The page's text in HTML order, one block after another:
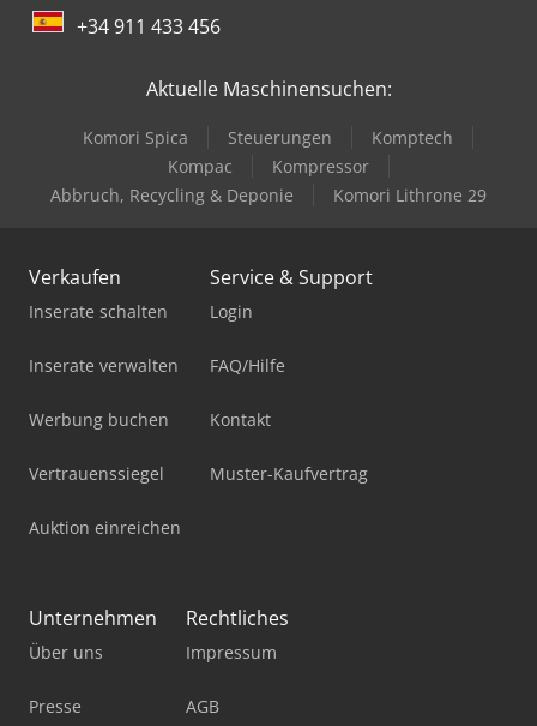
+34 911 433 456
Aktuelle Maschinensuchen:
Komori Spica Steuerungen
Komptech
Kompac
Kompressor
Abbruch, Recycling & Deponie
Komori Lithrone 29
Verkaufen
Inserate schalten
Inserate verwalten
Werbung buchen
Vertrauenssiegel
Auktion einreichen
Service & Support
Login
FAQ/Hilfe
Kontakt
Muster-Kaufvertrag
Unternehmen
Über uns
Presse
Rechtliches
Impressum
AGB